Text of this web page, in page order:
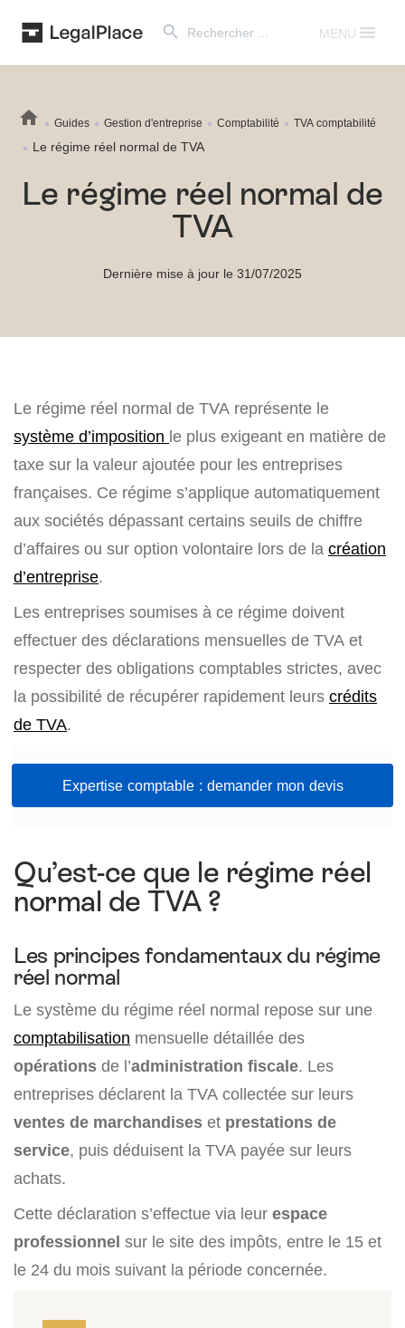
for:
MENU
Guides Gestion d'entreprise Comptabilité TVA comptabilité
Le régime réel normal de TVA
Le régime réel normal de
TVA
Dernière mise à jour le 31/07/2025
Le régime réel normal de TVA représente le
système d’imposition le plus exigeant en matière de
taxe sur la valeur ajoutée pour les entreprises
françaises. Ce régime s’applique automatiquement
aux sociétés dépassant certains seuils de chiffre
d’affaires ou sur option volontaire lors de la création
d’entreprise.
Les entreprises soumises à ce régime doivent
effectuer des déclarations mensuelles de TVA et
respecter des obligations comptables strictes, avec
la possibilité de récupérer rapidement leurs crédits
de TVA.
Expertise comptable : demander mon devis
Qu’est-ce que le régime réel
normal de TVA ?
Les principes fondamentaux du régime
réel normal
Le système du régime réel normal repose sur une
comptabilisation mensuelle détaillée des
opérations de l’administration fiscale. Les
entreprises déclarent la TVA collectée sur leurs
ventes de marchandises et prestations de
service, puis déduisent la TVA payée sur leurs
achats.
Cette déclaration s’effectue via leur espace
professionnel sur le site des impôts, entre le 15 et
le 24 du mois suivant la période concernée.